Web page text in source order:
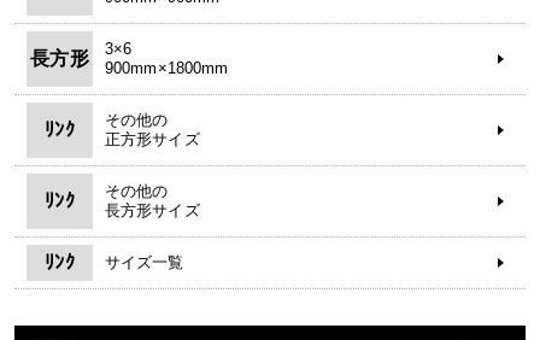
長方形
3×6
900mm×1800mm
ﾘﾝｸ
その他の
正方形サイズ
ﾘﾝｸ
その他の
長方形サイズ
ﾘﾝｸ サイズ一覧